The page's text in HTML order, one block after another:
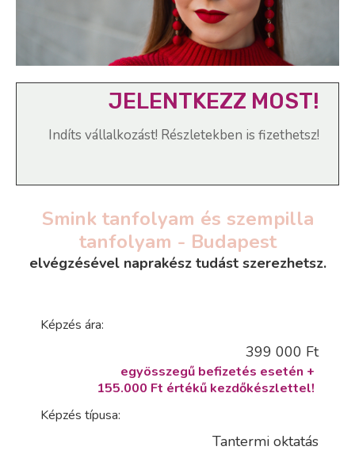
JELENTKEZZ MOST!
Indíts vállalkozást! Részletekben is fizethetsz!
Smink tanfolyam és szempilla
tanfolyam - Budapest
elvégzésével naprakész tudást szerezhetsz.
Képzés ára:
399 000 Ft
egyösszegű befizetés esetén +
155.000 Ft értékű kezdőkészlettel!
Képzés típusa:
Tantermi oktatás